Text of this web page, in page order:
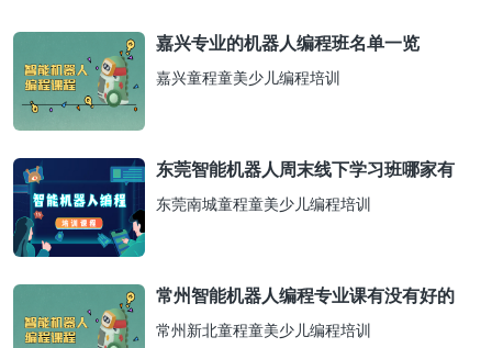
嘉兴专业的机器人编程班名单一览
嘉兴童程童美少儿编程培训
东莞智能机器人周末线下学习班哪家有
东莞南城童程童美少儿编程培训
常州智能机器人编程专业课有没有好的
常州新北童程童美少儿编程培训